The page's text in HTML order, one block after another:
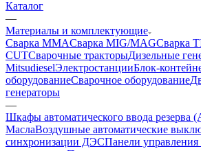
Каталог
—
Материалы и комплектующие
Сварка MMAСварка MIG/MAGСварка
CUTСварочные тракторыДизельные
MitsudieselЭлектростанцииБлок-
оборудованиеСварочное оборудование
генераторы
—
Шкафы автоматического ввода резерва
МаслаВоздушные автоматические
синхронизации ДЭСПанели управления